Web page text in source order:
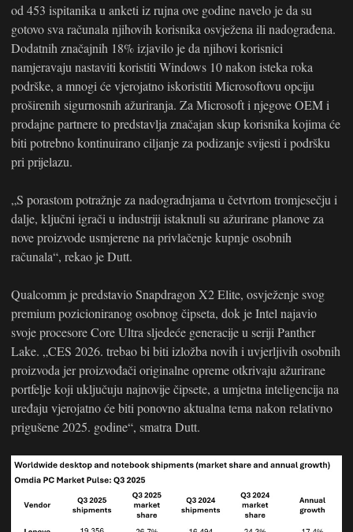
od 453 ispitanika u anketi iz rujna ove godine navelo je da su
gotovo sva računala njihovih korisnika osvježena ili nadograđena.
Dodatnih značajnih 18% izjavilo je da njihovi korisnici
namjeravaju nastaviti koristiti Windows 10 nakon isteka roka
podrške, a mnogi će vjerojatno iskoristiti Microsoftovu opciju
proširenih sigurnosnih ažuriranja. Za Microsoft i njegove OEM i
prodajne partnere to predstavlja značajan skup korisnika kojima će
biti potrebno kontinuirano ciljanje za podizanje svijesti i podršku
pri prijelazu.
„S porastom potražnje za nadogradnjama u četvrtom tromjesečju i
dalje, ključni igrači u industriji istaknuli su ažurirane planove za
nove proizvode usmjerene na privlačenje kupnje osobnih
računala“, rekao je Dutt.
Qualcomm je predstavio Snapdragon X2 Elite, osvježenje svog
premium pozicioniranog osobnog čipseta, dok je Intel najavio
svoje procesore Core Ultra sljedeće generacije u seriji Panther
Lake. „CES 2026. trebao bi biti izložba novih i uvjerljivih osobnih
proizvoda jer proizvođači originalne opreme otkrivaju ažurirane
portfelje koji uključuju najnovije čipsete, a umjetna inteligencija na
uređaju vjerojatno će biti ponovno aktualna tema nakon relativno
prigušene 2025. godine“, smatra Dutt.